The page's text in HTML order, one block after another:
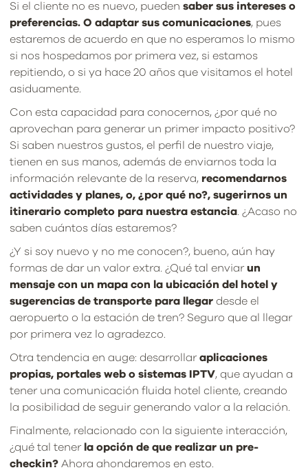
Si el cliente no es nuevo, pueden saber sus intereses o
preferencias. O adaptar sus comunicaciones, pues
estaremos de acuerdo en que no esperamos lo mismo
si nos hospedamos por primera vez, si estamos
repitiendo, o si ya hace 20 años que visitamos el hotel
asiduamente.
Con esta capacidad para conocernos, ¿por qué no
aprovechan para generar un primer impacto positivo?
Si saben nuestros gustos, el perfil de nuestro viaje,
tienen en sus manos, además de enviarnos toda la
información relevante de la reserva, recomendarnos
actividades y planes, o, ¿por qué no?, sugerirnos un
itinerario completo para nuestra estancia . ¿Acaso no
saben cuántos días estaremos?
¿Y si soy nuevo y no me conocen?, bueno, aún hay
formas de dar un valor extra. ¿Qué tal enviarun
mensaje con un mapa con la ubicación del hotel y
sugerencias de transporte para llegar desde el
aeropuerto o la estación de tren? Seguro que al llegar
por primera vez lo agradezco.
Otra tendencia en auge: desarrollaraplicaciones
propias, portales web o sistemas IPTV, que ayudan a
tener una comunicación fluida hotel cliente, creando
la posibilidad de seguir generando valor a la relación.
Finalmente, relacionado con la siguiente interacción,
¿qué tal tener la opción de que realizar un pre-
checkin? Ahora ahondaremos en esto.